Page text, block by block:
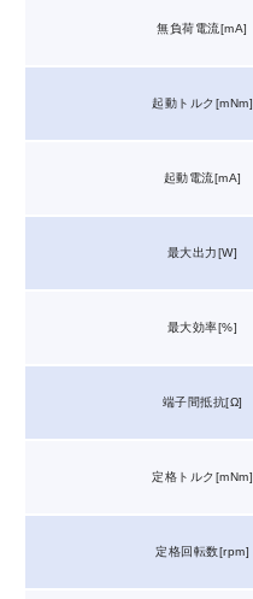
無負荷電流[mA]
起動トルク[mNm]
起動電流[mA]
最大出力[W]
最大効率[%]
端子間抵抗[Ω]
定格トルク[mNm]
定格回転数[rpm]